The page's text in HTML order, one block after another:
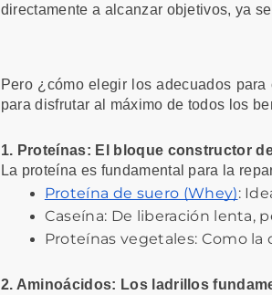
directamente a alcanzar objetivos, ya
Pero ¿cómo elegir los adecuados
para disfrutar al máximo de todos los
1. Proteínas: El bloque constructor
La proteína es fundamental para la
Proteína de suero (Whey):
Caseína: De liberación lenta,
Proteínas vegetales: Como la
2. Aminoácidos: Los ladrillos